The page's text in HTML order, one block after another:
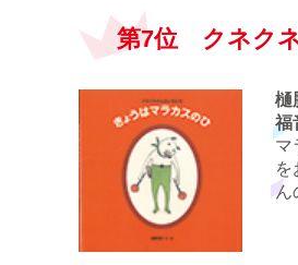
第7位 クネク
樋
福
マ
を
ん